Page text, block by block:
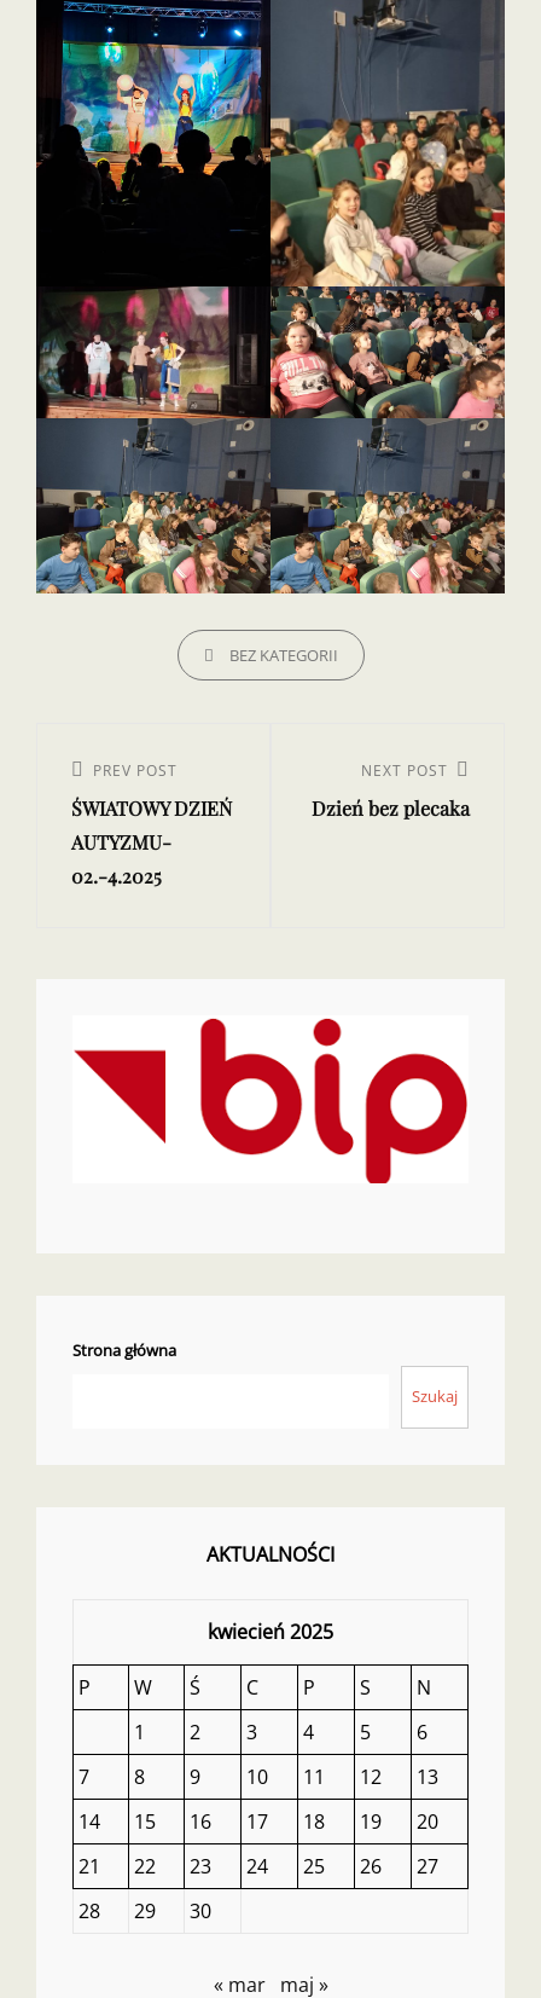
CATEGORIESBEZ KATEGORII
wpisu
Previous
Post
PREV POST
ŚWIATOWY DZIEŃ
AUTYZMU-
02.-4.2025
Post
NEXT POST
Dzień bez plecaka
Strona główna
Szukaj
AKTUALNOŚCI
kwiecień 2025
P W Ś C P S
N
1
2 3 4 5
6
7
8 9 10 11 12
13
14
15 16 17 18 19
20
21
22 23 24 25 26
27
28
29 30
« mar maj »